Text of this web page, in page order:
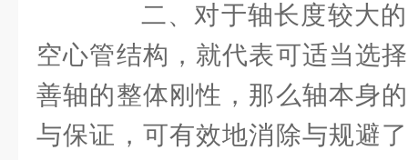
二、对于轴长度较大的
空心管结构，就代表可适当选
善轴的整体刚性，那么轴本身
与保证，可有效地消除与规避